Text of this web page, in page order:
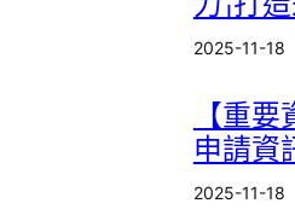
2025-11-18
【重
申請資
2025-11-18